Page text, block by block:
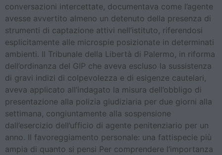
conversazioni intercettate, documentava come l’agente
avesse avvertito almeno un detenuto della presenza di
strumenti di captazione attivi nell’istituto, riferendosi
esplicitamente alle microspie posizionate in determinati
ambienti. Il Tribunale della Libertà di Palermo, in riforma
dell’ordinanza del GIP che aveva escluso la sussistenza
di gravi indizi di colpevolezza e di esigenze cautelari,
aveva applicato all’indagato la misura dell’obbligo di
presentazione alla polizia giudiziaria per due giorni alla
settimana, congiuntamente alla sospensione
dall’esercizio dell’ufficio di agente penitenziario per un
anno. Il favoreggiamento personale: una fattispecie più
ampia di quanto si pensi Per comprendere l’importanza